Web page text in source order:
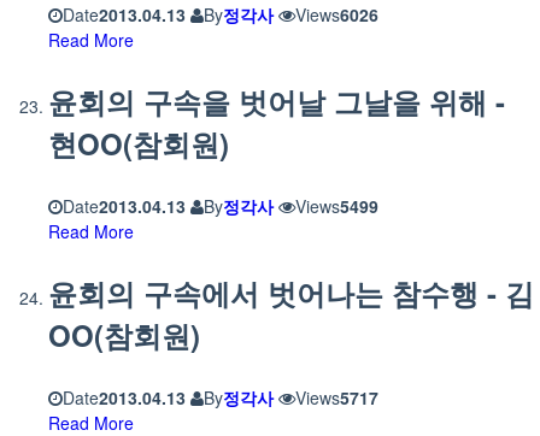
Date2013.04.13 By정각사 Views6026
Read More
윤회의 구속을 벗어날 그날을 위해 -
현OO(참회원)
Date2013.04.13 By정각사 Views5499
Read More
윤회의 구속에서 벗어나는 참수행 - 김
OO(참회원)
Date2013.04.13 By정각사 Views5717
Read More